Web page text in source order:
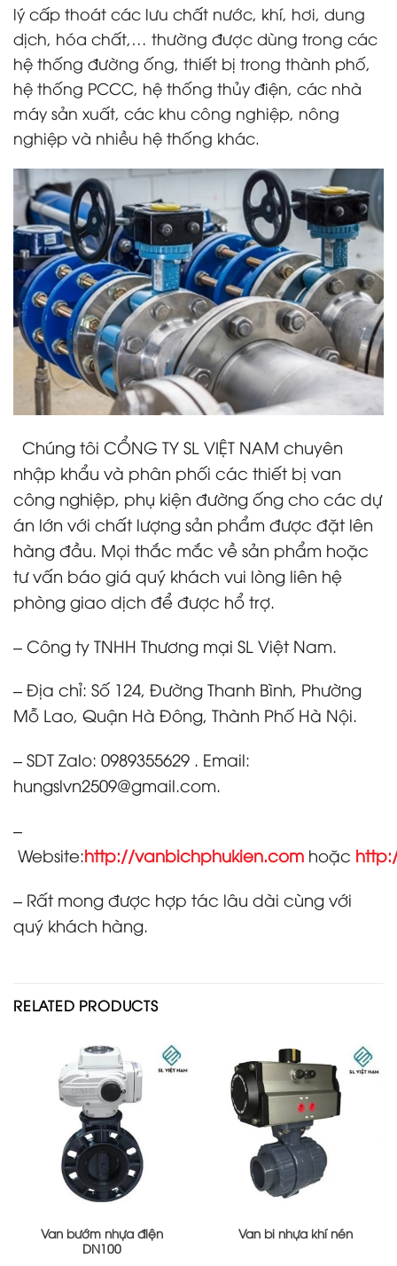
lý cấp thoát các lưu chất nước, khí, hơi, dung
dịch, hóa chất,… thường được dùng trong các
hệ thống đường ống, thiết bị trong thành phố,
hệ thống PCCC, hệ thống thủy điện, các nhà
máy sản xuất, các khu công nghiệp, nông
nghiệp và nhiều hệ thống khác.
Chúng tôi CỔNG TY SL VIỆT NAM chuyên
nhập khẩu và phân phối các thiết bị van
công nghiệp, phụ kiện đường ống cho các dự
án lớn với chất lượng sản phẩm được đặt lên
hàng đầu. Mọi thắc mắc về sản phẩm hoặc
tư vấn báo giá quý khách vui lòng liên hệ
phòng giao dịch để được hổ trợ.
– Công ty TNHH Thương mại SL Việt Nam.
– Địa chỉ: Số 124, Đường Thanh Bình, Phường
Mỗ Lao, Quận Hà Đông, Thành Phố Hà Nội.
– SDT Zalo: 0989355629 . Email:
hungslvn2509@gmail.com.
–
Website:http://vanbichphukien.com hoặc
– Rất mong được hợp tác lâu dài cùng với
quý khách hàng.
RELATED PRODUCTS
Van bướm nhựa điện
DN100
Van bi nhựa khí nén